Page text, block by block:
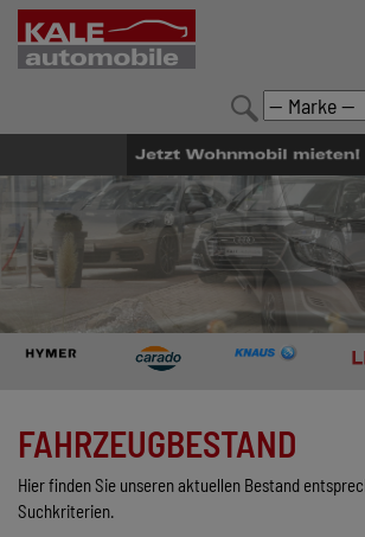
FAHRZEUGBESTAND
LEISTUNGEN
KONFIGURATOR
MARKENWELT
UNTERNEHMEN
FAHRZEUGBESTAND
Hier finden Sie unseren aktuellen Bestand
Suchkriterien.